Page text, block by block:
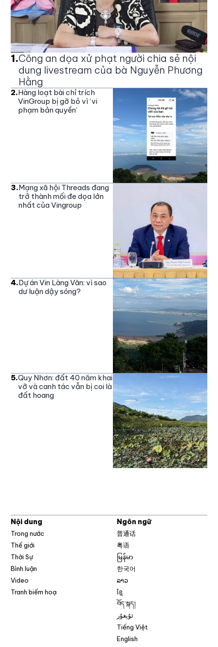
1.Công an dọa xử phạt người chia sẻ nội
dung livestream của bà Nguyễn Phương
Hằng
2.Hàng loạt bài chỉ trích
VinGroup bị gỡ bỏ vì ‘vi
phạm bản quyền’
3.Mạng xã hội Threads đang
trở thành mối đe dọa lớn
nhất của Vingroup
4.Dự án Vin Làng Vân: vì sao
dư luận dậy sóng?
5.Quy Nhơn: đất 40 năm khai
vỡ và canh tác vẫn bị coi là
đất hoang
Nội dung
Trong nước
Thế giới
Thời Sự
Bình luận
Video
Tranh biếm hoạ
Ngôn ngữ
普通话
粤语
မြန်မာ
한국어
ລາວ
ខ្មែ
བོད་སྐད།
ئۇيغۇر
Tiếng Việt
English